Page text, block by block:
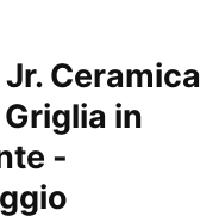
Ceramica
in
-